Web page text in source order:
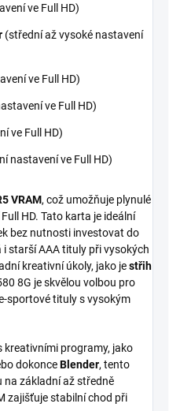
ve Full HD)
(střední až vysoké nastavení
ve Full HD)
ve Full HD)
ve Full HD)
nastavení ve Full HD)
VRAM, což umožňuje plynulé
HD. Tato karta je ideální
bez nutnosti investovat do
starší AAA tituly při vysokých
kreativní úkoly, jako jestřih
8G je skvělou volbou pro
sportové tituly s vysokým
kreativními programy, jako
dokonceBlender, tento
základní až středně
zajišťuje stabilní chod při